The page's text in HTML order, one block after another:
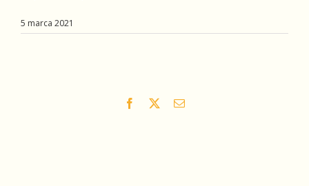
5 marca 2021
Facebook Email